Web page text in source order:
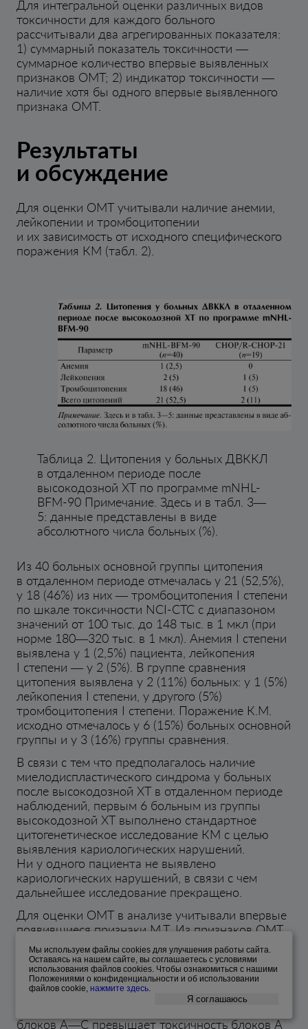
Для интегральной оценки различных видов
токсичности для каждого больного
рассчитывали два агрегированных показателя:
1) суммарный показатель токсичности —
суммарное количество впервые выявленных
признаков ОМТ; 2) индикатор токсичности —
наличие хотя бы одного впервые выявленного
признака ОМТ.
Результаты
и обсуждение
Для оценки ОМТ учитывали наличие анемии,
лейкопении и тромбоцитопении
и их зависимость от исходного специфического
поражения КМ (табл. 2).
Таблица 2. Цитопения у больных ДВККЛ
в отдаленном периоде после
высокодозной ХТ по программе mNHL-
BFM-90 Примечание. Здесь и в табл. 3—
5: данные представлены в виде
абсолютного числа больных (%).
Из 40 больных основной группы цитопения
в отдаленном периоде отмечалась у 21 (52,5%),
у 18 (46%) из них — тромбоцитопения I степени
по шкале токсичности NCI-CTC с диапазоном
значений от 100 тыс. до 148 тыс. в 1 мкл (при
норме 180—320 тыс. в 1 мкл). Анемия I степени
выявлена у 1 (2,5%) пациента, лейкопения
I степени — у 2 (5%). В группе сравнения
цитопения выявлена у 2 (11%) больных: у 1 (5%)
лейкопения I степени, у другого (5%)
тромбоцитопения I степени. Поражение К.М.
исходно отмечалось у 6 (15%) больных основной
группы и у 3 (16%) группы сравнения.
В связи с тем что предполагалось наличие
миелодиспластического синдрома у больных
после высокодозной ХТ в отдаленном периоде
наблюдений, первым 6 больным из группы
высокодозной ХТ выполнено стандартное
цитогенетическое исследование КМ с целью
выявления кариологических нарушений.
Ни у одного пациента не выявлено
кариологических нарушений, в связи с чем
дальнейшее исследование прекращено.
Для оценки ОМТ в анализе учитывали впервые
появившиеся признаки М.Т. Из признаков ОМТ
при гистологическом исследовании
трепанобиоптатов КМ в группе больных после
mNHL-ВFM-90 снижение клеточности КМ
выявлено у 15 (38%).
блоков А—С превышает токсичность блоков А
Мы используем файлы cооkies для улучшения работы сайта.
Оставаясь на нашем сайте, вы соглашаетесь с условиями
использования файлов cооkies. Чтобы ознакомиться с нашими
Положениями о конфиденциальности и об использовании
файлов cookie, нажмите здесь.
Я соглашаюсь